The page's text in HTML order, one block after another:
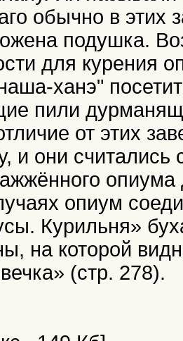
обычно в этих
подушка.
для курения
ханэ"
пили
от этих
и они
опиум
Курильня»
на которой
(стр. 278).